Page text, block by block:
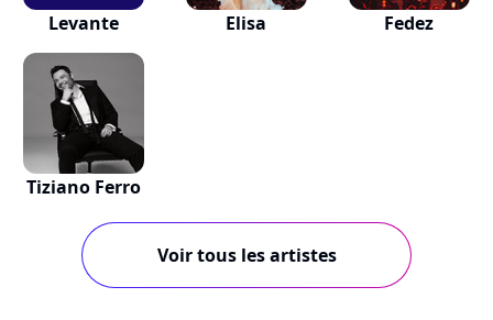
Levante Elisa Fedez
Tiziano Ferro
Voir tous les artistes